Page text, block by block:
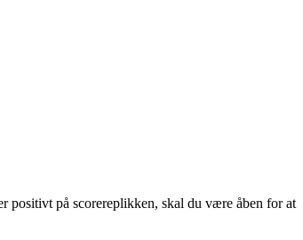
positivt på scorereplikken, skal du være åben for at